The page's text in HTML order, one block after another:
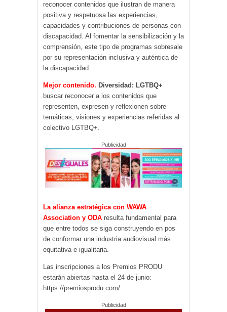
reconocer contenidos que ilustran de manera
positiva y respetuosa las experiencias,
capacidades y contribuciones de personas con
discapacidad. Al fomentar la sensibilización y la
comprensión, este tipo de programas sobresale
por su representación inclusiva y auténtica de
la discapacidad.
Mejor contenido. Diversidad: LGTBQ+
buscar reconocer a los contenidos que
representen, expresen y reflexionen sobre
temáticas, visiones y experiencias referidas al
colectivo LGTBQ+.
Publicidad
La alianza estratégica con WAWA
Association y ODA resulta fundamental para
que entre todos se siga construyendo en pos
de conformar una industria audiovisual más
equitativa e igualitaria.
Las inscripciones a los Premios PRODU
estarán abiertas hasta el 24 de junio:
https://premiosprodu.com/
Publicidad